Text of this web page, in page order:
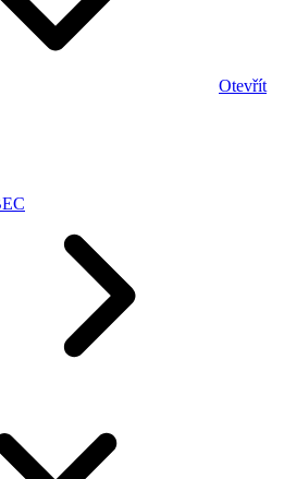
Otevřít